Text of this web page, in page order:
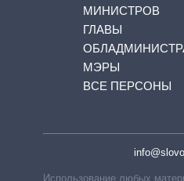
МИНИСТРОВ
ГЛАВЫ
МЭРЫ
ВСЕ ПЕРСОНЫ
Использование любых